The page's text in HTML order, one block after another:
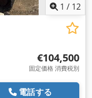
1 / 12
€104,500
固定価格 消費税別
電話する